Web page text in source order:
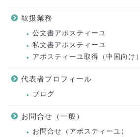
取扱業務
公文書アポスティーユ
私文書アポスティーユ
アポスティーユ取得（中国向け）
代表者プロフィール
ブログ
お問合せ（一般）
お問合せ（アポスティーユ）